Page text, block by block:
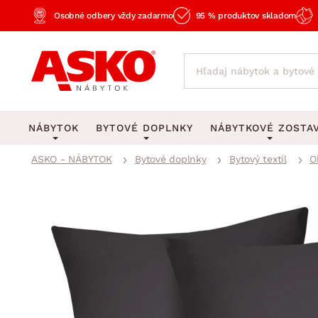
Osobné odbery vždy zadarmo 95 % produktov skladom
NÁBYTOK
Obývacia izba
Pracovňa a kancelária
BYTOVÉ DOPLNKY
Detské koberce
Kúpeľňové predložky
Zobrazit vše
Stropné osvetlenie
Lustre a závesné
NÁBYTKOVÉ
Kancelárske
ASKO - NÁBYTOK Bytové doplnky Bytový textil